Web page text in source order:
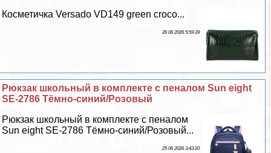
Косметичка Versado VD149 green croco...
26 06 2026 5:59:39
Рюкзак школьный в комплекте с пеналом Sun eight
SE-2786 Тёмно-синий/Розовый
Рюкзак школьный в комплекте с пеналом
Sun eight SE-2786 Тёмно-синий/Розовый...
25 06 2026 3:43:20